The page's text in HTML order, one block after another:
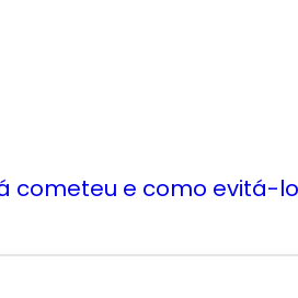
cometeu e como evitá-